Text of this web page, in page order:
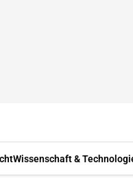
Wissenschaft &